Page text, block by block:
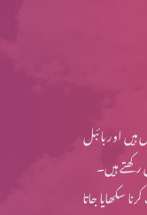
والا اور اس سے گھڑنے والا
اور بائبل
ہیں۔
سکھایا جاتا